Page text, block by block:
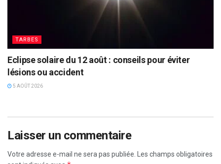
TARBES
Eclipse solaire du 12 août : conseils pour éviter
lésions ou accident
5 AOÛT 2026
Laisser un commentaire
Votre adresse e-mail ne sera pas publiée. Les champs obligatoires